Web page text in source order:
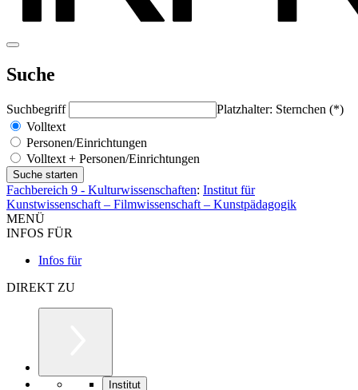
Suche
Suchbegriff
Platzhalter: Sternchen (*)
Volltext
Personen/Einrichtungen
Volltext + Personen/Einrichtungen
Fachbereich 9 - Kulturwissenschaften: Institut für
Kunstwissenschaft – Filmwissenschaft – Kunstpädagogik
MENÜ
INFOS FÜR
Infos für
DIREKT ZU
Institut